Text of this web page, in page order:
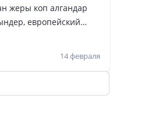
жеры коп алгандар
европейский
жаксы болады
зын быр созбен
жок дегенде
14 февраля